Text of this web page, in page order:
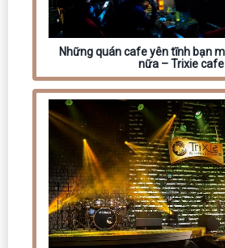
Những quán cafe yên tĩnh bạn
nữa – Trixie cafe